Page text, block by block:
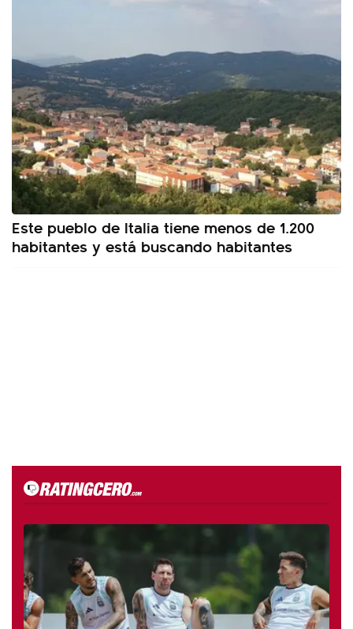
Este pueblo de Italia tiene menos de 1.200
habitantes y está buscando habitantes